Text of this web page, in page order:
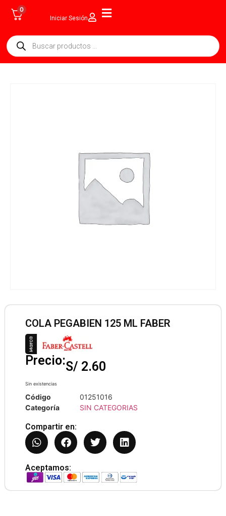
0
Iniciar Sesión
COLA PEGABIEN 125 ML FABER
Precio:S/ 2.60
Sin existencias
Código
01251016
Categoría
SIN CATEGORIAS
Compartir en:
Aceptamos: